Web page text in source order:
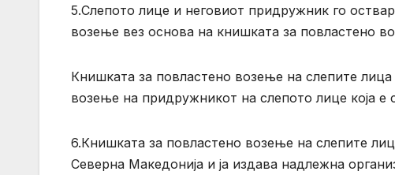
5.Слепото лице и неговиот придружник го
возење вез основа на книшката за повластено
Книшката за повластено возење на слепите
возење на придружникот на слепото лице која е
6.Книшката за повластено возење на слепите
Северна Македонија и ја издава надлежна